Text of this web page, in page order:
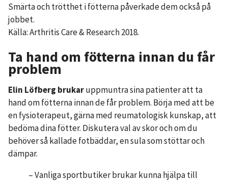
Smärta och trötthet i fötterna påverkade dem också på
jobbet.
Källa: Arthritis Care & Research 2018.
Ta hand om fötterna innan du får
problem
Elin Löfberg brukaruppmuntra sina patienter att ta
hand om fötterna innan de får problem. Börja med att be
en fysioterapeut, gärna med reumatologisk kunskap, att
bedöma dina fötter. Diskutera val av skor och om du
behöver så kallade fotbäddar, en sula som stöttar och
dämpar.
– Vanliga sportbutiker brukar kunna hjälpa till